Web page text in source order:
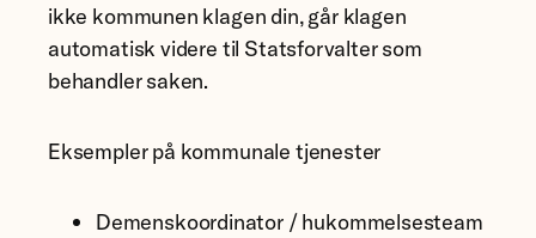
ikke kommunen klagen din, går klagen
automatisk videre til Statsforvalter som
behandler saken.
Eksempler på kommunale tjenester
Demenskoordinator / hukommelsesteam